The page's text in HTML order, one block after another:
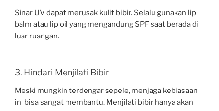
Sinar UV dapat merusak kulit bibir. Selalu gunakan lip
balm atau lip oil yang mengandung SPF saat berada di
luar ruangan.
3. Hindari Menjilati Bibir
Meski mungkin terdengar sepele, menjaga kebiasaan
ini bisa sangat membantu. Menjilati bibir hanya akan